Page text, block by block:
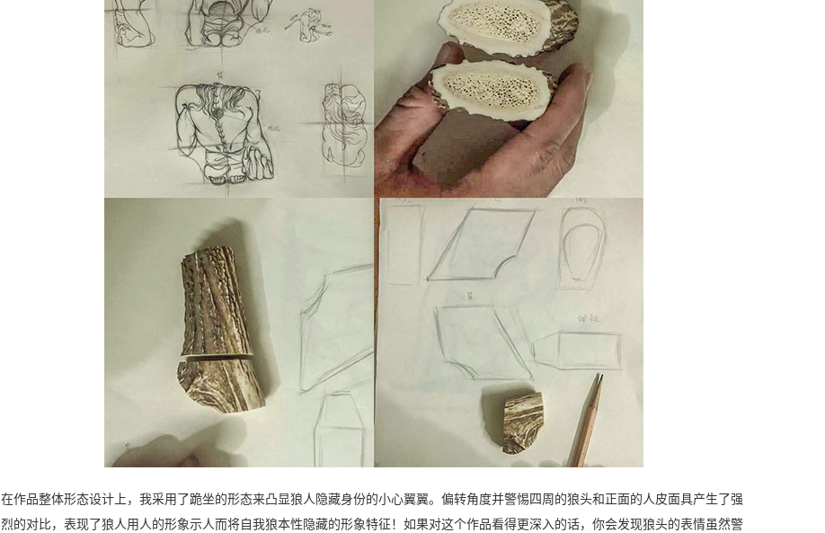
在作品整体形态设计上，我采用了跪坐的形态来凸显狼人隐藏身份的小心翼翼。偏转角度并警惕四周的狼头和正面的人皮面具产生了强
烈的对比，表现了狼人用人的形象示人而将自我狼本性隐藏的形象特征！如果对这个作品看得更深入的话，你会发现狼头的表情虽然警